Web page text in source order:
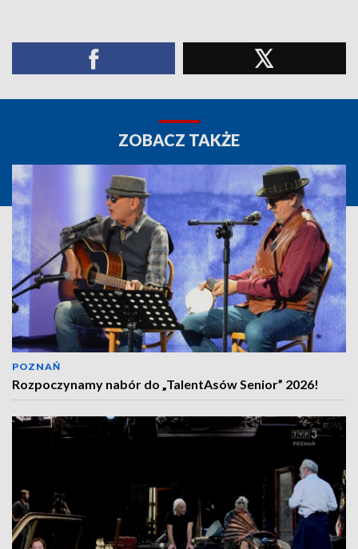
ZOBACZ TAKŻE
POZNAŃ
Rozpoczynamy nabór do „TalentAsów Senior” 2026!